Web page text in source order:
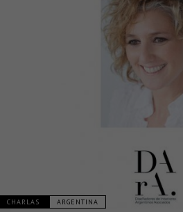
CHARLAS ARGENTINA